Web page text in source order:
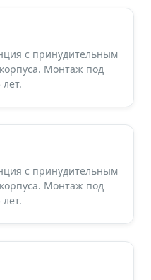
с принудительным
Монтаж под
с принудительным
Монтаж под